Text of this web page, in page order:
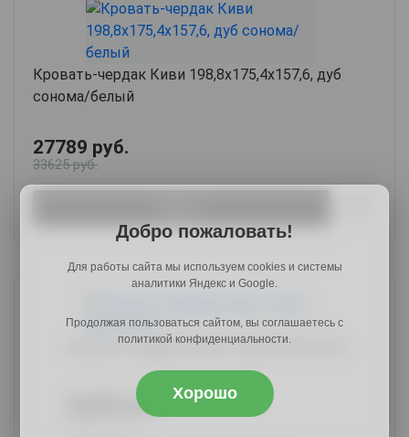
Кровать-чердак Киви 198,8х175,4х157,6, дуб
сонома/белый
27789 руб.
33625 руб.
Кровать-чердак Астра-1 Дуб Молочный
36489 руб.
Добро пожаловать!
Для работы сайта мы используем cookies и системы
аналитики Яндекс и Google.
Продолжая пользоваться сайтом, вы соглашаетесь с
политикой конфиденциальности.
Хорошо